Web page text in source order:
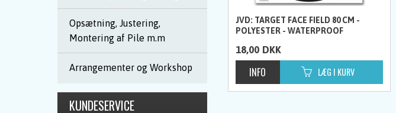
Opsætning, Justering,
Montering af Pile m.m
Arrangementer og Workshop
KUNDESERVICE
JVD: TARGET FACE FIELD 80 CM -
POLYESTER - WATERPROOF
18,00 DKK